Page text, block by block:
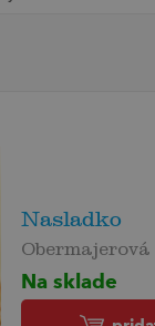
Nasladko
Obermajerová
Na sklade